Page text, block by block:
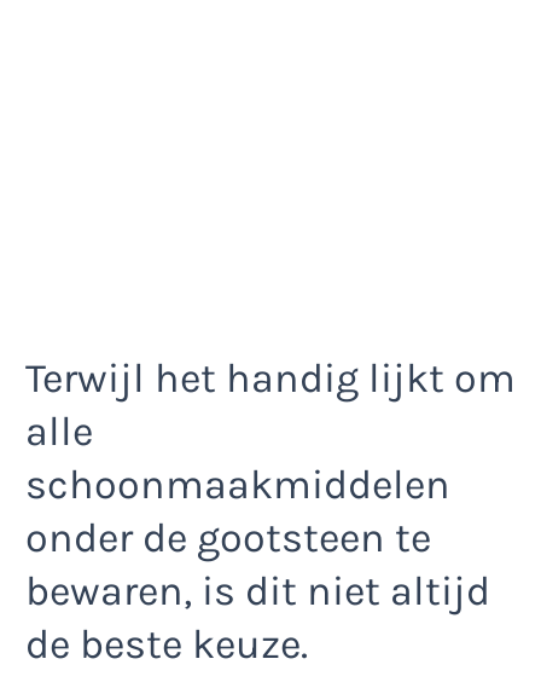
Terwijl het handig lijkt om
alle
schoonmaakmiddelen
onder de gootsteen te
bewaren, is dit niet altijd
de beste keuze.